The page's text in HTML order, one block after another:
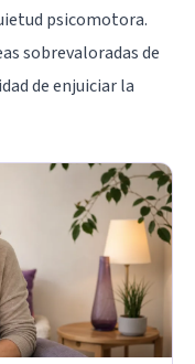
psicomotora.
sobrevaloradas de
de enjuiciar la